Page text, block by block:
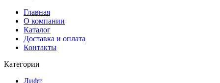
Главная
О компании
Каталог
Доставка и оплата
Контакты
Категории
Лифт